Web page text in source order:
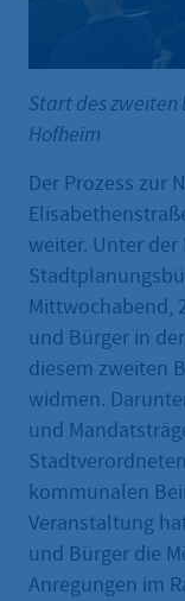
Start des
Hofheim
Der Prozess zur
weiter. Unter
Mittwochabend,
und Bürger in
diesem zweiten
widmen.
und
kommunalen
Veranstaltung
und Bürger die
Anregungen im